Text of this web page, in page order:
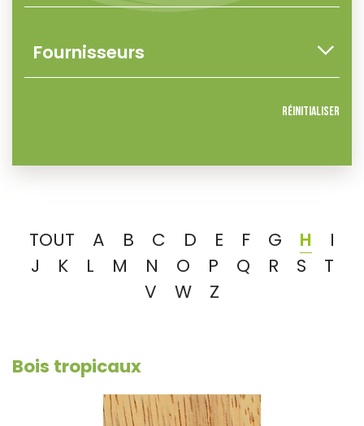
Réinitialiser
TOUT A B C D E F G H
I
J
K L M N O P Q R S
T
V
W Z
Bois tropicaux